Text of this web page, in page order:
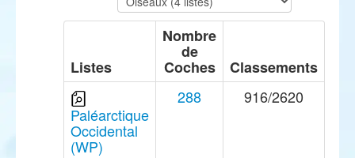
Listes
Nombre
de
Coches Classements
Paléarctique
Occidental
(WP)
288 916/2620